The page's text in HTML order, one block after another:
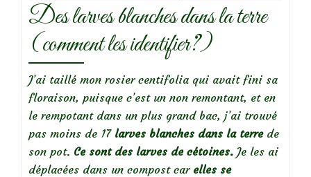
Des larves blanches dans la terre
(comment les identifier?)
J’ai taillé mon rosier centifolia qui avait fini sa
floraison, puisque c’est un non remontant, et en
le rempotant dans un plus grand bac, j’ai trouvé
pas moins de 17 larves blanches dans la terre de
son pot. Ce sont des larves de cétoines. Je les ai
déplacées dans un compost car elles se